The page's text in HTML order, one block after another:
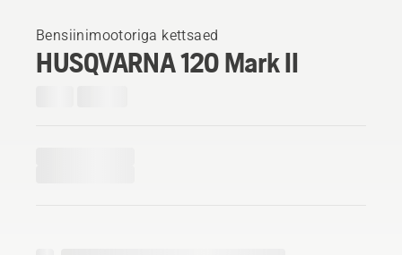
Bensiinimootoriga kettsaed
HUSQVARNA 120 Mark II